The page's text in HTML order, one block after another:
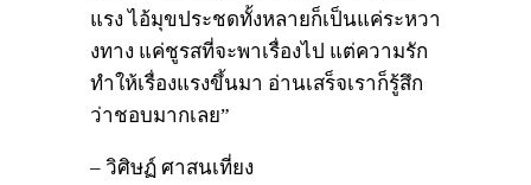
แรง ไอ้มุขประชดทั้งหลายก็เป็นแค่ระหวา
งทาง แค่ชูรสที่จะพาเรื่องไป แต่ความรัก
ทำให้เรื่องแรงขึ้นมา อ่านเสร็จเราก็รู้สึก
ว่าชอบมากเลย”
– วิศิษฏ์ ศาสนเที่ยง